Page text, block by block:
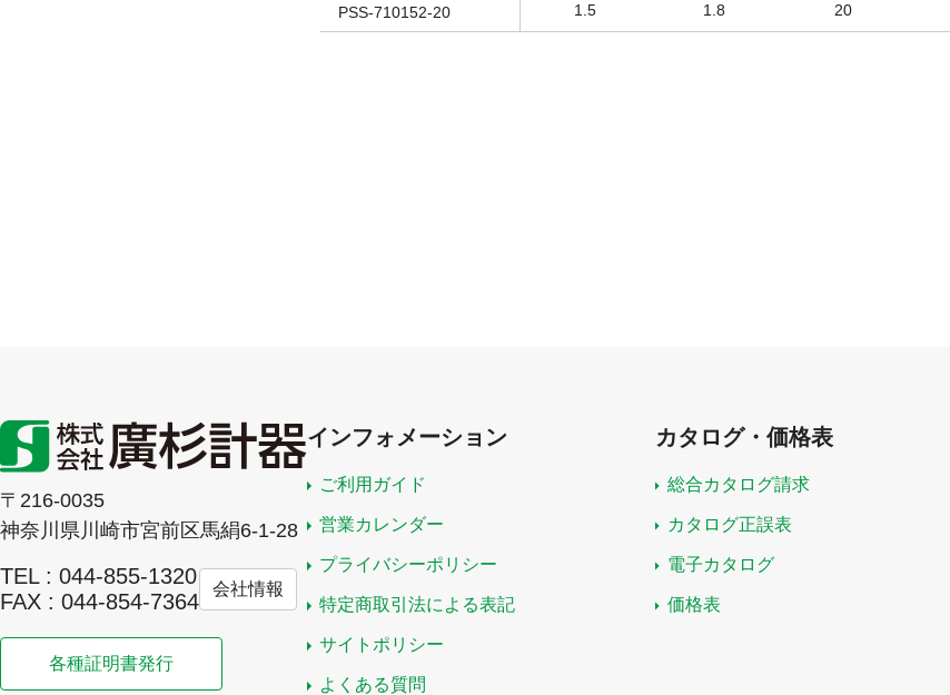
PSS-710152-20 1.5 1.8 20
〒216-0035
神奈川県川崎市宮前区馬絹6-1-28
TEL : 044-855-1320
FAX : 044-854-7364
会社情報
各種証明書発行
インフォメーション
ご利用ガイド
営業カレンダー
プライバシーポリシー
特定商取引法による表記
サイトポリシー
よくある質問
カタログ・価格表
総合カタログ請求
カタログ正誤表
電子カタログ
価格表